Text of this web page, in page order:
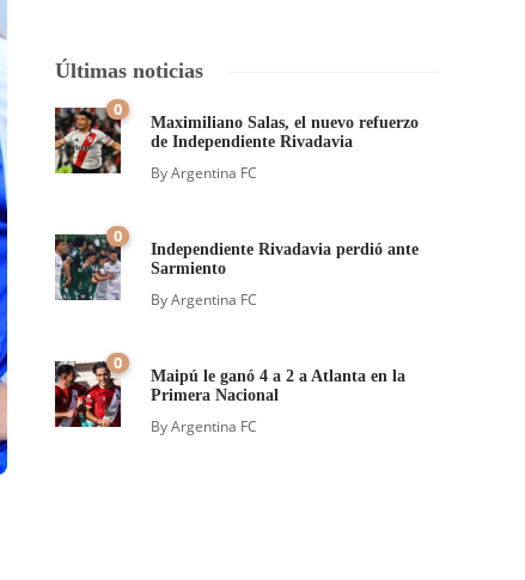
Últimas noticias
0
Maximiliano Salas, el nuevo refuerzo
de Independiente Rivadavia
ByArgentina FC
0
Independiente Rivadavia perdió ante
Sarmiento
ByArgentina FC
0
Maipú le ganó 4 a 2 a Atlanta en la
Primera Nacional
ByArgentina FC